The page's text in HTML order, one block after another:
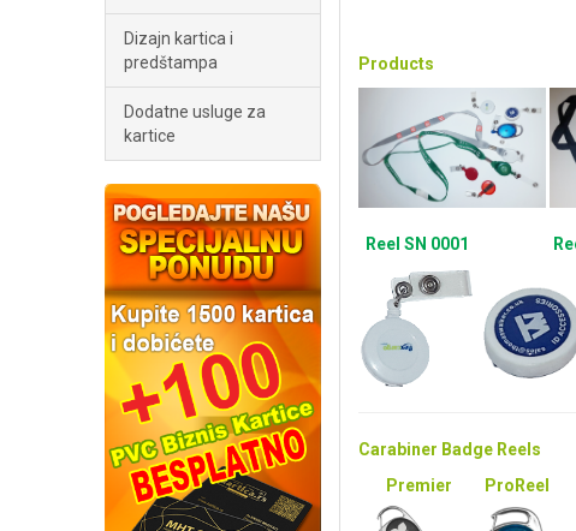
Dizajn kartica i
predštampa
Dodatne usluge za
kartice
Products
Reel SN 0001
Carabiner Badge Reels
Premier
ProReel